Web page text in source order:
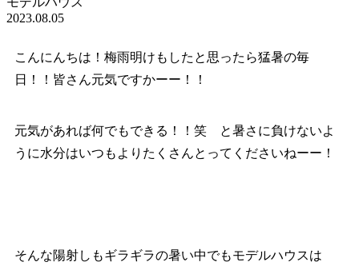
2023.08.05
こんにんちは！梅雨明けもしたと思ったら猛暑の毎
日！！皆さん元気ですかーー！！
元気があれば何でもできる！！笑 と暑さに負けないよ
うに水分はいつもよりたくさんとってくださいねーー！
そんな陽射しもギラギラの暑い中でもモデルハウスは